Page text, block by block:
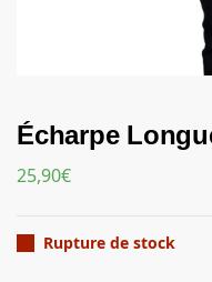
Écharpe
25,90€
Rupture de stock